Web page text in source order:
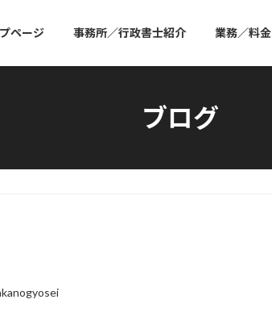
ページ 事務所／行政書士紹介 業務／料金
ブログ